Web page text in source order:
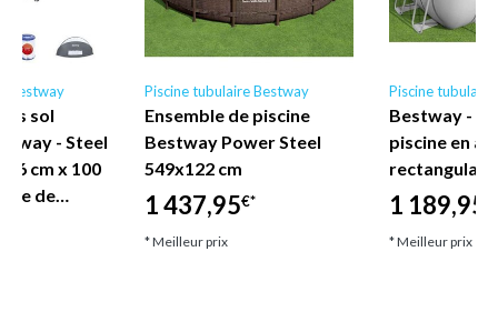
Bestway
sol
- Steel
cm x 100
de…
Piscine tubulaire Bestway
Ensemble de piscine
Bestway Power Steel
549x122 cm
1 437,95€*
* Meilleur prix
Piscine
Bestway -
piscine en
1 189,95
* Meilleur prix